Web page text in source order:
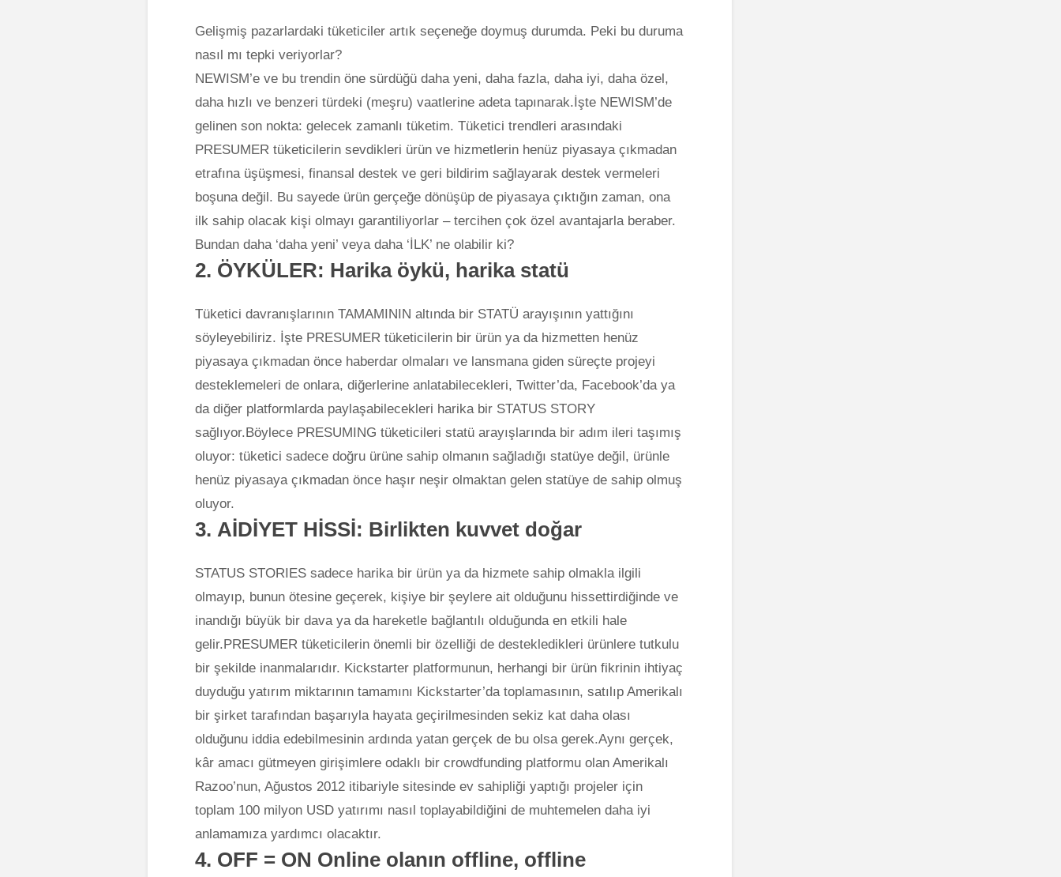
Gelişmiş pazarlardaki tüketiciler artık seçeneğe doymuş durumda. Peki bu duruma
nasıl mı tepki veriyorlar?
NEWISM’e ve bu trendin öne sürdüğü daha yeni, daha fazla, daha iyi, daha özel,
daha hızlı ve benzeri türdeki (meşru) vaatlerine adeta tapınarak.İşte NEWISM’de
gelinen son nokta: gelecek zamanlı tüketim. Tüketici trendleri arasındaki
PRESUMER tüketicilerin sevdikleri ürün ve hizmetlerin henüz piyasaya çıkmadan
etrafına üşüşmesi, finansal destek ve geri bildirim sağlayarak destek vermeleri
boşuna değil. Bu sayede ürün gerçeğe dönüşüp de piyasaya çıktığın zaman, ona
ilk sahip olacak kişi olmayı garantiliyorlar – tercihen çok özel avantajarla beraber.
Bundan daha ‘daha yeni’ veya daha ‘İLK’ ne olabilir ki?
2. ÖYKÜLER: Harika öykü, harika statü
Tüketici davranışlarının TAMAMININ altında bir STATÜ arayışının yattığını
söyleyebiliriz. İşte PRESUMER tüketicilerin bir ürün ya da hizmetten henüz
piyasaya çıkmadan önce haberdar olmaları ve lansmana giden süreçte projeyi
desteklemeleri de onlara, diğerlerine anlatabilecekleri, Twitter’da, Facebook’da ya
da diğer platformlarda paylaşabilecekleri harika bir STATUS STORY
sağlıyor.Böylece PRESUMING tüketicileri statü arayışlarında bir adım ileri taşımış
oluyor: tüketici sadece doğru ürüne sahip olmanın sağladığı statüye değil, ürünle
henüz piyasaya çıkmadan önce haşır neşir olmaktan gelen statüye de sahip olmuş
oluyor.
3. AİDİYET HİSSİ: Birlikten kuvvet doğar
STATUS STORIES sadece harika bir ürün ya da hizmete sahip olmakla ilgili
olmayıp, bunun ötesine geçerek, kişiye bir şeylere ait olduğunu hissettirdiğinde ve
inandığı büyük bir dava ya da hareketle bağlantılı olduğunda en etkili hale
gelir.PRESUMER tüketicilerin önemli bir özelliği de destekledikleri ürünlere tutkulu
bir şekilde inanmalarıdır. Kickstarter platformunun, herhangi bir ürün fikrinin ihtiyaç
duyduğu yatırım miktarının tamamını Kickstarter’da toplamasının, satılıp Amerikalı
bir şirket tarafından başarıyla hayata geçirilmesinden sekiz kat daha olası
olduğunu iddia edebilmesinin ardında yatan gerçek de bu olsa gerek.Aynı gerçek,
kâr amacı gütmeyen girişimlere odaklı bir crowdfunding platformu olan Amerikalı
Razoo’nun, Ağustos 2012 itibariyle sitesinde ev sahipliği yaptığı projeler için
toplam 100 milyon USD yatırımı nasıl toplayabildiğini de muhtemelen daha iyi
anlamamıza yardımcı olacaktır.
4. OFF = ON Online olanın offline, offline